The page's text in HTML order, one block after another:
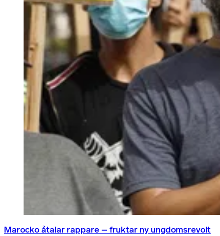
Marocko åtalar rappare – fruktar ny ungdomsrevolt